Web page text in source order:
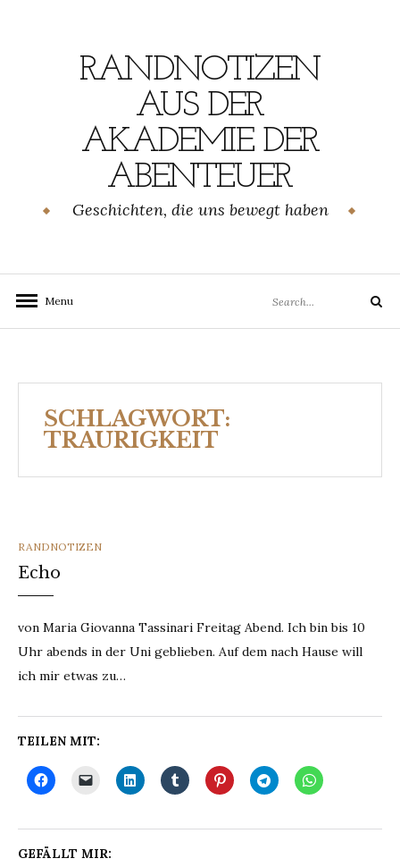
RANDNOTIZEN
AUS DER
AKADEMIE DER
ABENTEUER
Geschichten, die uns bewegt haben
Menu
for:
Search
SCHLAGWORT:
TRAURIGKEIT
CATEGORIES
RANDNOTIZEN
Echo
von Maria Giovanna Tassinari Freitag Abend. Ich bin bis 10
Uhr abends in der Uni geblieben. Auf dem nach Hause will
ich mir etwas zu…
TEILEN MIT:
GEFÄLLT MIR: